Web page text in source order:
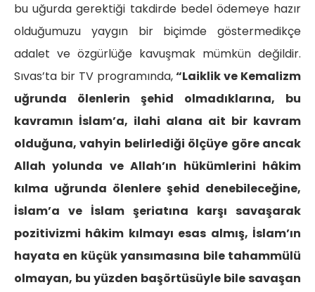
bu uğurda gerektiği takdirde bedel ödemeye hazır
olduğumuzu yaygın bir biçimde göstermedikçe
adalet ve özgürlüğe kavuşmak mümkün değildir.
Sıvas’ta bir TV programında,“Laiklik ve Kemalizm
uğrunda ölenlerin şehid olmadıklarına, bu
kavramın İslam’a, ilahi alana ait bir kavram
olduğuna, vahyin belirlediği ölçüye göre ancak
Allah yolunda ve Allah’ın hükümlerini hâkim
kılma uğrunda ölenlere şehid denebileceğine,
İslam’a ve İslam şeriatına karşı savaşarak
pozitivizmi hâkim kılmayı esas almış, İslam’ın
hayata en küçük yansımasına bile tahammülü
olmayan, bu yüzden başörtüsüyle bile savaşan